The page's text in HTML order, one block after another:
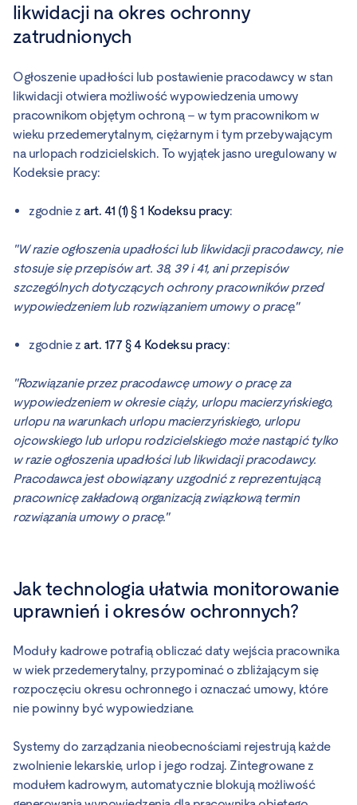
likwidacji na okres ochronny
zatrudnionych
Ogłoszenie upadłości lub postawienie pracodawcy w stan
likwidacji otwiera możliwość wypowiedzenia umowy
pracownikom objętym ochroną – w tym pracownikom w
wieku przedemerytalnym, ciężarnym i tym przebywającym
na urlopach rodzicielskich. To wyjątek jasno uregulowany w
Kodeksie pracy:
zgodnie zart. 41 (1) § 1 Kodeksu pracy:
"W razie ogłoszenia upadłości lub likwidacji pracodawcy, nie
stosuje się przepisów art. 38, 39 i 41, ani przepisów
szczególnych dotyczących ochrony pracowników przed
wypowiedzeniem lub rozwiązaniem umowy o pracę."
zgodnie zart. 177 § 4 Kodeksu pracy:
"Rozwiązanie przez pracodawcę umowy o pracę za
wypowiedzeniem w okresie ciąży, urlopu macierzyńskiego,
urlopu na warunkach urlopu macierzyńskiego, urlopu
ojcowskiego lub urlopu rodzicielskiego może nastąpić tylko
w razie ogłoszenia upadłości lub likwidacji pracodawcy.
Pracodawca jest obowiązany uzgodnić z reprezentującą
pracownicę zakładową organizacją związkową termin
rozwiązania umowy o pracę."
Jak technologia ułatwia monitorowanie
uprawnień i okresów ochronnych?
Moduły kadrowe potrafią obliczać daty wejścia pracownika
w wiek przedemerytalny, przypominać o zbliżającym się
rozpoczęciu okresu ochronnego i oznaczać umowy, które
nie powinny być wypowiedziane.
Systemy do zarządzania nieobecnościami rejestrują każde
zwolnienie lekarskie, urlop i jego rodzaj. Zintegrowane z
modułem kadrowym, automatycznie blokują możliwość